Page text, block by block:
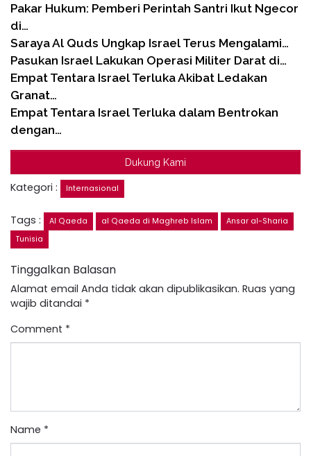
Pakar Hukum: Pemberi Perintah Santri Ikut Ngecor
di…
Saraya Al Quds Ungkap Israel Terus Mengalami…
Pasukan Israel Lakukan Operasi Militer Darat di…
Empat Tentara Israel Terluka Akibat Ledakan
Granat…
Empat Tentara Israel Terluka dalam Bentrokan
dengan…
Dukung Kami
Kategori : Internasional
Tags : Al Qaeda al Qaeda di Maghreb Islam
Ansar al-Sharia
Tunisia
Tinggalkan Balasan
Alamat email Anda tidak akan dipublikasikan. Ruas yang
wajib ditandai *
Comment *
Name *